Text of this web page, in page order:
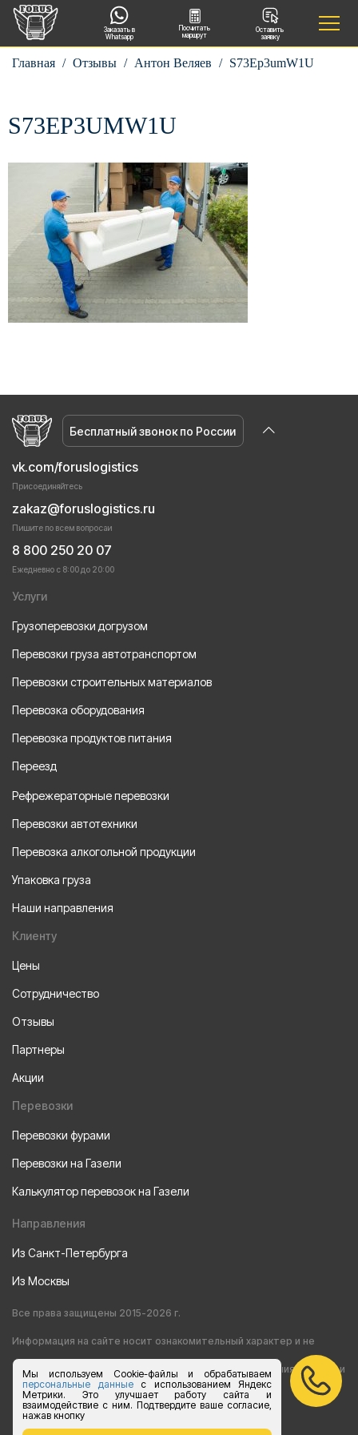
Мы используем Cookie-файлы и обрабатываем
персональные данныес использованием Яндекс
Метрики. Это улучшает работу сайта и
взаимодействие с ним. Подтвердите ваше согласие,
нажав кнопку
Заказать в
Whatsapp
Посчитать
маршрут
Оставить
заявку
Главная / Отзывы / Антон Веляев / S73Ep3umW1U
S73EP3UMW1U
Бесплатный звонок по России
vk.com/foruslogistics
Присоединяйтесь
zakaz@foruslogistics.ru
Пишите по всем вопросаи
8 800 250 20 07
Ежедневно с 8:00 до 20:00
Услуги
Грузоперевозки догрузом
Перевозки груза автотранспортом
Перевозки строительных материалов
Перевозка оборудования
Перевозка продуктов питания
Переезд
Рефрежераторные перевозки
Перевозки автотехники
Перевозка алкогольной продукции
Упаковка груза
Наши направления
Клиенту
Цены
Сотрудничество
Отзывы
Партнеры
Акции
Перевозки
Перевозки фурами
Перевозки на Газели
Калькулятор перевозок на Газели
Направления
Из Санкт-Петербурга
Из Москвы
Все права защищены 2015-2026 г.
Информация на сайте носит ознакомительный характер и не
является публичной офертой, определяемой положениями статьи
437 Гражданского кодекса РФ